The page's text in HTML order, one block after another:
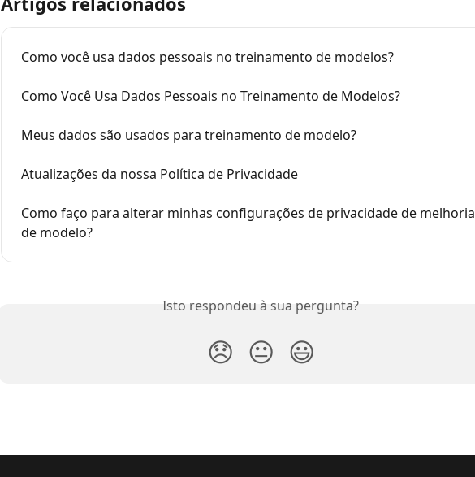
Como você usa dados pessoais no treinamento de modelos?
Como Você Usa Dados Pessoais no Treinamento de Modelos?
Meus dados são usados para treinamento de modelo?
Atualizações da nossa Política de Privacidade
Como faço para alterar minhas configurações de privacidade de melhoria
de modelo?
Isto respondeu à sua pergunta?
😞 😐 😃